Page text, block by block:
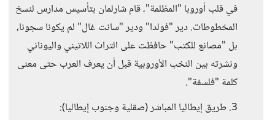
في قلب أوروبا "المظلمة"، قام شارلمان بتأسيس مدارس لنسخ
المخطوطات. دير "فولدا" ودير "سانت غال" لم يكونا سجونا،
بل "مصانع للكتب" حافظت على التراث اللاتيني واليوناني
ونشرته بين النخب الأوروبية قبل أن يعرف العرب حتى معنى
كلمة "فلسفة".
3. طريق إيطاليا المباشر (صقلية وجنوب إيطاليا):